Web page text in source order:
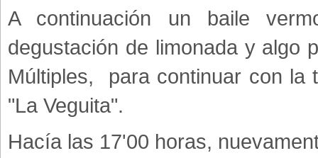
A continuación un baile
degustación de limonada y algo
Múltiples, para continuar con la
"La Veguita".
Hacía las 17'00 horas,